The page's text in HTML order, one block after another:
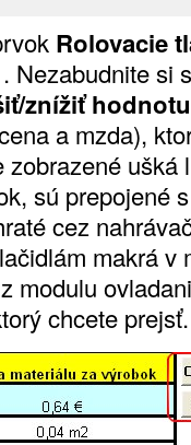
Rolovacie
Nezabudnite si
znížiť hodnotu
a mzda),
ušká
sú prepojené
cez
makrá v
modulu
chcete prejsť.